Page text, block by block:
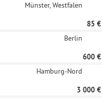
Münster, Westfalen
85 €
Berlin
600 €
Hamburg-Nord
3 000 €